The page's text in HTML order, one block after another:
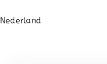
Nederland